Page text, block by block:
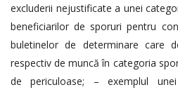
excluderii nejustificate a unei
beneficiarilor de sporuri pentru
buletinelor de determinare care
respectiv de muncă în categoria
de periculoase; – exemplul